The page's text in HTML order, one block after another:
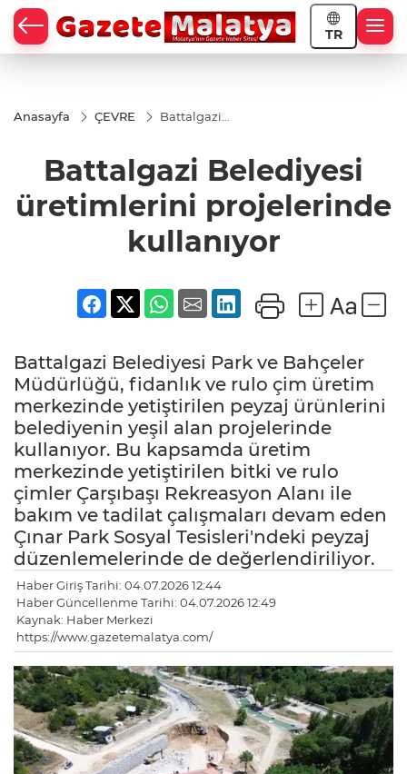
TR
Anasayfa ÇEVRE
Battalgazi
projelerinde
kullanıyor
Battalgazi Belediyesi
üretimlerini projelerinde
kullanıyor
Battalgazi Belediyesi Park ve Bahçeler
Müdürlüğü, fidanlık ve rulo çim üretim
merkezinde yetiştirilen peyzaj ürünlerini
belediyenin yeşil alan projelerinde
kullanıyor. Bu kapsamda üretim
merkezinde yetiştirilen bitki ve rulo
çimler Çarşıbaşı Rekreasyon Alanı ile
bakım ve tadilat çalışmaları devam eden
Çınar Park Sosyal Tesisleri'ndeki peyzaj
düzenlemelerinde de değerlendiriliyor.
Haber Giriş Tarihi: 04.07.2026 12:44
Haber Güncellenme Tarihi: 04.07.2026 12:49
Kaynak: Haber Merkezi
https://www.gazetemalatya.com/